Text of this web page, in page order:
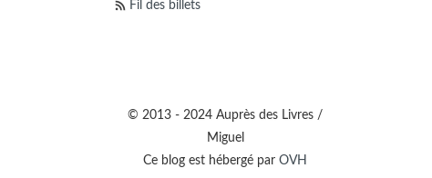
Fil des billets
© 2013 - 2024 Auprès des Livres /
Miguel
Ce blog est hébergé parOVH